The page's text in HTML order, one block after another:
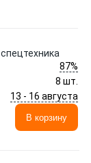
87%
8 шт.
13 - 16 августа
В корзину